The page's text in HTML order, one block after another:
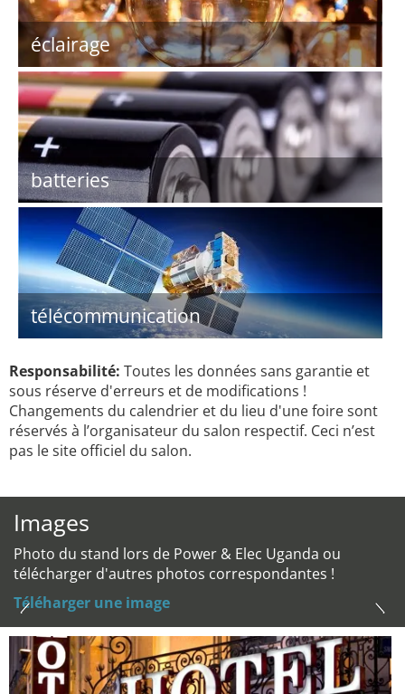
éclairage
batteries
télécommunication
Responsabilité: Toutes les données sans garantie et
sous réserve d'erreurs et de modifications !
Changements du calendrier et du lieu d'une foire sont
réservés à l’organisateur du salon respectif. Ceci n’est
pas le site officiel du salon.
Images
Photo du stand lors de Power & Elec Uganda ou
télécharger d'autres photos correspondantes !
Téléharger une image